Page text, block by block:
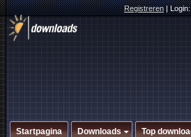
Registreren|
Startpagina Downloads Top